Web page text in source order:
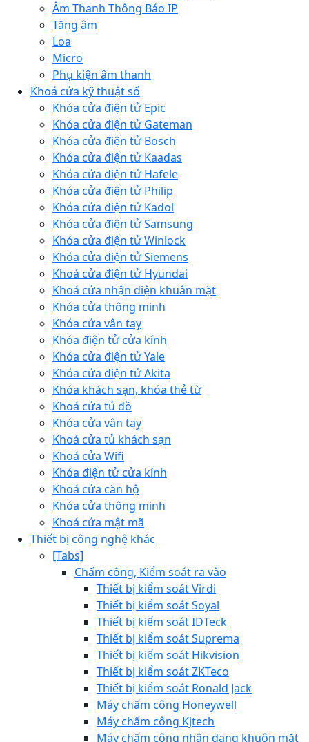
Âm Thanh Thông Báo IP
Tăng âm
Loa
Micro
Phụ kiện âm thanh
Khoá cửa kỹ thuật số
Khóa cửa điện tử Epic
Khóa cửa điện tử Gateman
Khóa cửa điện tử Bosch
Khóa cửa điện tử Kaadas
Khóa cửa điện tử Hafele
Khóa cửa điện tử Philip
Khóa cửa điện tử Kadol
Khóa cửa điện tử Samsung
Khóa cửa điện tử Winlock
Khóa cửa điện tử Siemens
Khoá cửa điện tử Hyundai
Khoá cửa nhận diện khuân mặt
Khóa cửa thông minh
Khóa cửa vân tay
Khóa điện tử cửa kính
Khóa cửa điện tử Yale
Khóa cửa điện tử Akita
Khóa khách sạn, khóa thẻ từ
Khoá cửa tủ đồ
Khóa cửa vân tay
Khoá cửa tủ khách sạn
Khoá cửa Wifi
Khóa điện tử cửa kính
Khoá cửa căn hộ
Khóa cửa thông minh
Khoá cửa mật mã
Thiết bị công nghệ khác
[Tabs]
Chấm công, Kiểm soát ra vào
Thiết bị kiểm soát Virdi
Thiết bị kiểm soát Soyal
Thiết bị kiểm soát IDTeck
Thiết bị kiểm soát Suprema
Thiết bị kiểm soát Hikvision
Thiết bị kiểm soát ZKTeco
Thiết bị kiểm soát Ronald Jack
Máy chấm công Honeywell
Máy chấm công Kjtech
Máy chấm công nhận dạng khuôn mặt